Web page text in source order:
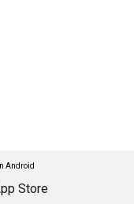
Android